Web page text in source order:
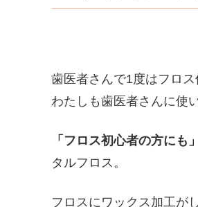
歯医者さんで1度はフロ
わたしも歯医者さんに使
「フロス初心者の方にも」
タルフロス。
フロスにワックス加工が